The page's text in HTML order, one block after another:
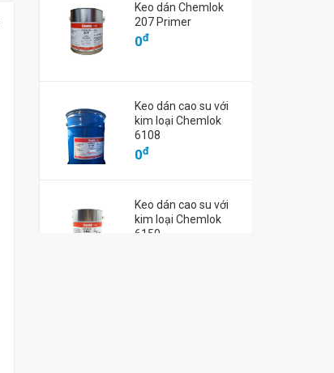
Băng keo giấy Kraft Kikusui
tape No. 108H
0đ
Keo dán Chemlok
207 Primer
0đ
Keo dán cao su với
kim loại Chemlok
6108
0đ
Keo dán cao su với
kim loại Chemlok
6150